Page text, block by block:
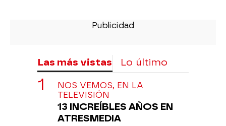
Las más vistas Lo último
NOS VEMOS, EN LA
TELEVISIÓN
13 INCREÍBLES AÑOS EN
ATRESMEDIA